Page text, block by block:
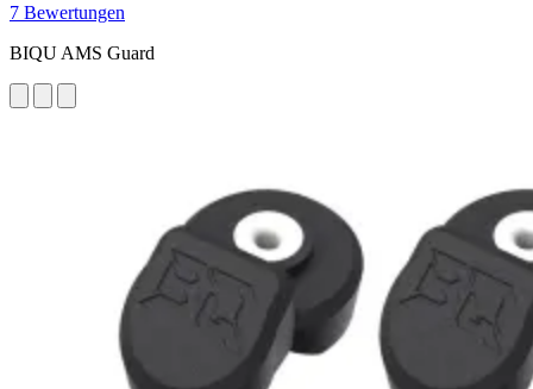
7 Bewertungen
BIQU AMS Guard